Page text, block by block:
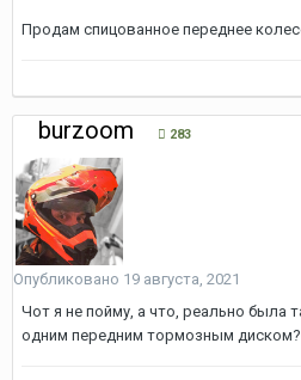
Продам спицованное переднее
burzoom 283
Опубликовано 19 августа, 2021
Чот я не пойму, а что, реально была
одним передним тормозным